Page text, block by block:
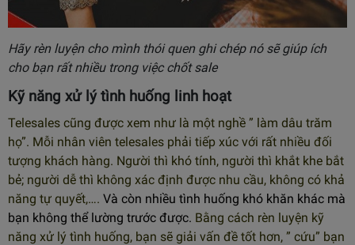
Hãy rèn luyện cho mình thói quen ghi chép nó sẽ giúp ích
cho bạn rất nhiều trong việc chốt sale
Kỹ năng xử lý tình huống linh hoạt
Telesales cũng được xem như là một nghề ” làm dâu trăm
họ”. Mỗi nhân viên telesales phải tiếp xúc với rất nhiều đối
tượng khách hàng. Người thì khó tính, người thì khắt khe bắt
bẻ; người dễ thì không xác định được nhu cầu, không có khả
năng tự quyết,…. Và còn nhiều tình huống khó khăn khác mà
bạn không thể lường trước được. Bằng cách rèn luyện kỹ
năng xử lý tình huống, bạn sẽ giải vấn đề tốt hơn, ” cứu” bạn